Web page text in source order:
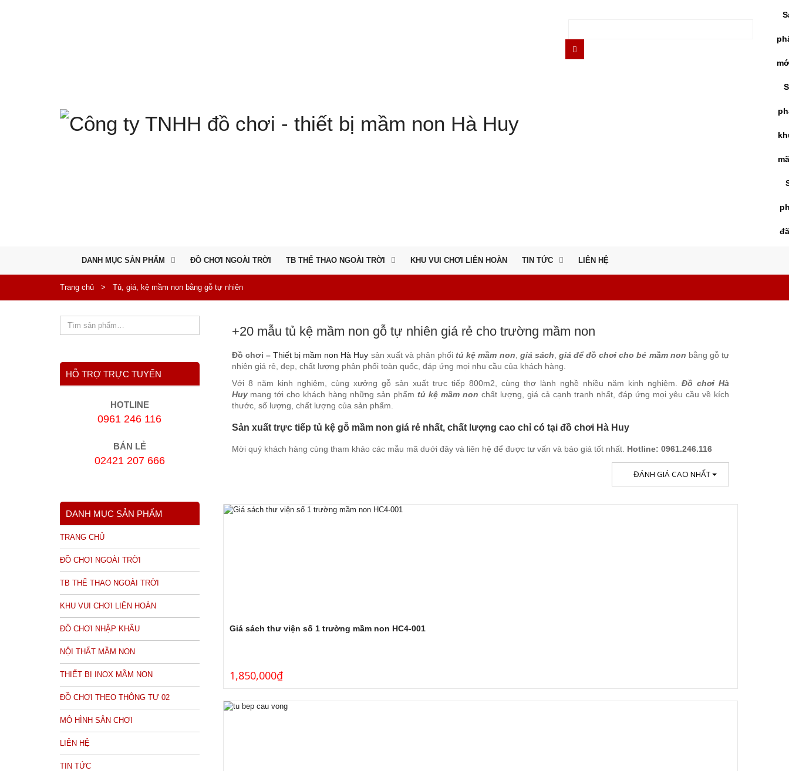
DANH MỤC SẢN PHẨM ĐỒ CHƠI NGOÀI TRỜI TB THỂ THAO NGOÀI TRỜI KHU VUI CHƠI LIÊN HOÀN TIN TỨC LIÊN HỆ
Trang chủ > Tủ, giá, kệ mầm non bằng gỗ tự nhiên
+20 mẫu tủ kệ mầm non gỗ tự nhiên giá rẻ cho trường mầm non
Đồ chơi – Thiết bị mầm non Hà Huy sản xuất và phân phốitủ kệ mầm non, giá sách, giá để đồ chơi cho bé mầm non bằng gỗ tự
nhiên giá rẻ, đẹp, chất lượng phân phối toàn quốc, đáp ứng mọi nhu cầu của khách hàng.
Với 8 năm kinh nghiệm, cùng xưởng gỗ sản xuất trực tiếp 800m2, cùng thợ lành nghề nhiều năm kinh nghiệm. Đồ chơi Hà
Huymang tới cho khách hàng những sản phẩmtủ kệ mầm non chất lượng, giá cả cạnh tranh nhất, đáp ứng mọi yêu cầu về kích
thước, số lượng, chất lượng của sản phẩm.
Sản xuất trực tiếp tủ kệ gỗ mầm non giá rẻ nhất, chất lượng cao chỉ có tại đồ chơi Hà Huy
Mời quý khách hàng cùng tham khảo các mẫu mã dưới đây và liên hệ để được tư vấn và báo giá tốt nhất. Hotline: 0961.246.116
ĐÁNH GIÁ CAO NHẤT
Giá sách thư viện số 1 trường mầm non HC4-001
1,850,000₫
HỖ TRỢ TRỰC TUYẾN
HOTLINE
0961 246 116
BÁN LẺ
02421 207 666
DANH MỤC SẢN PHẨM
TRANG CHỦ
ĐỒ CHƠI NGOÀI TRỜI
TB THỂ THAO NGOÀI TRỜI
KHU VUI CHƠI LIÊN HOÀN
ĐỒ CHƠI NHẬP KHẨU
NỘI THẤT MẦM NON
THIẾT BỊ INOX MẦM NON
ĐỒ CHƠI THEO THÔNG TƯ 02
MÔ HÌNH SÂN CHƠI
LIÊN HỆ
TIN TỨC